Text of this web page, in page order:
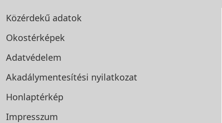
Közérdekű adatok
Okostérképek
Adatvédelem
Akadálymentesítési nyilatkozat
Honlaptérkép
Impresszum